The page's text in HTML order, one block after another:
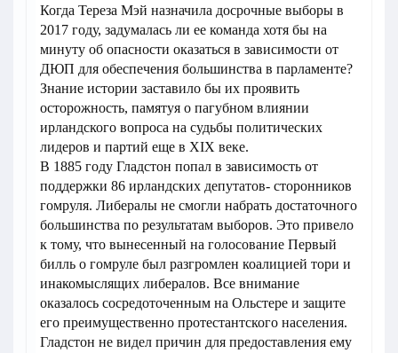
Когда Тереза Мэй назначила досрочные выборы в
2017 году, задумалась ли ее команда хотя бы на
минуту об опасности оказаться в зависимости от
ДЮП для обеспечения большинства в парламенте?
Знание истории заставило бы их проявить
осторожность, памятуя о пагубном влиянии
ирландского вопроса на судьбы политических
лидеров и партий еще в XIX веке.
В 1885 году Гладстон попал в зависимость от
поддержки 86 ирландских депутатов- сторонников
гомруля. Либералы не смогли набрать достаточного
большинства по результатам выборов. Это привело
к тому, что вынесенный на голосование Первый
билль о гомруле был разгромлен коалицией тори и
инакомыслящих либералов. Все внимание
оказалось сосредоточенным на Ольстере и защите
его преимущественно протестантского населения.
Гладстон не видел причин для предоставления ему